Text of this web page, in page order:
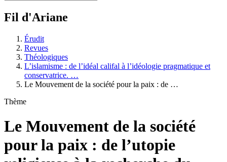
Fil d'Ariane
Érudit
Revues
Théologiques
L’islamisme : de l’idéal califal à l’idéologie pragmatique et
conservatrice. …
Le Mouvement de la société pour la paix : de …
Thème
Le Mouvement de la société
pour la paix : de l’utopie